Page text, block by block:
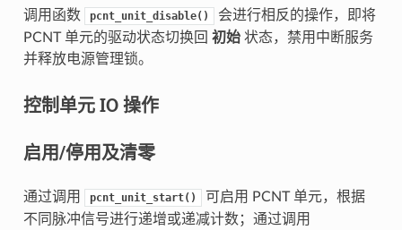
调用函数 pcnt_unit_disable()
会进行相反的操作，即将
PCNT 单元的驱动状态切换回 初始状态，禁用中断服务
并释放电源管理锁。
控制单元 IO 操作
启用/停用及清零
通过调用 pcnt_unit_start()
可启用 PCNT 单元，根据
不同脉冲信号进行递增或递减计数；通过调用